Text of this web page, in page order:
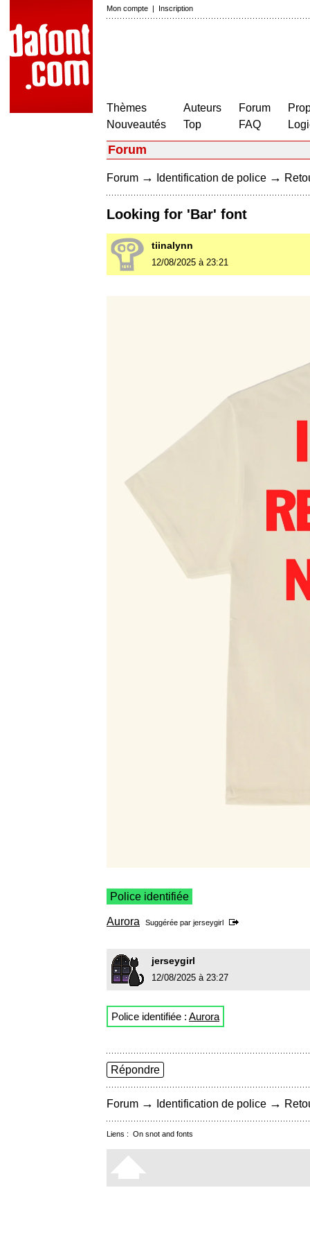
Mon compte | Inscription
Thèmes
Nouveautés
Auteurs
Top
Forum
FAQ
Forum
Forum → Identification de police →
Looking for 'Bar' font
tiinalynn
12/08/2025 à 23:21
Police identifiée
Aurora Suggérée par jerseygirl
jerseygirl
12/08/2025 à 23:27
Police identifiée : Aurora
Répondre
Forum → Identification de police →
Liens : On snot and fonts